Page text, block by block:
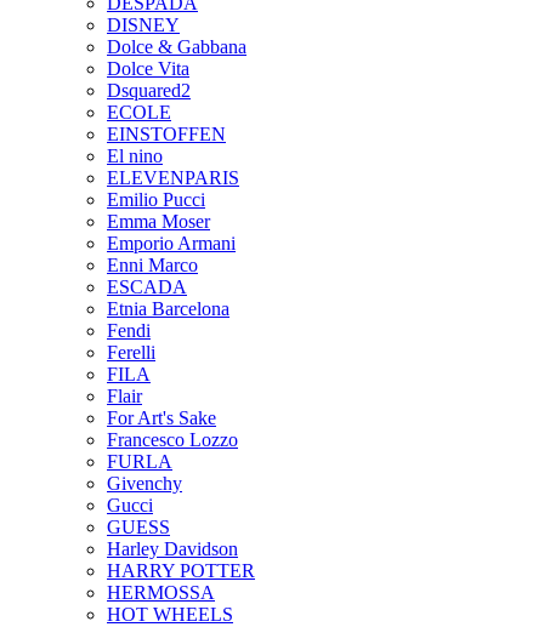
DISNEY
Dolce & Gabbana
Dolce Vita
Dsquared2
ECOLE
EINSTOFFEN
El nino
ELEVENPARIS
Emilio Pucci
Emma Moser
Emporio Armani
Enni Marco
ESCADA
Etnia Barcelona
Fendi
Ferelli
FILA
Flair
For Art's Sake
Francesco Lozzo
FURLA
Givenchy
Gucci
GUESS
Harley Davidson
HARRY POTTER
HERMOSSA
HOT WHEELS